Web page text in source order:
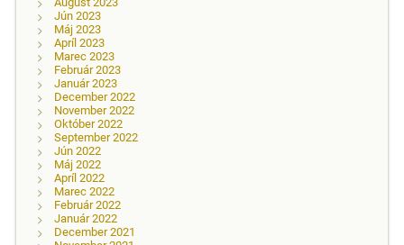
Jún 2023
Máj 2023
Apríl 2023
Marec 2023
Február 2023
Január 2023
December 2022
November 2022
Október 2022
September 2022
Jún 2022
Máj 2022
Apríl 2022
Marec 2022
Február 2022
Január 2022
December 2021